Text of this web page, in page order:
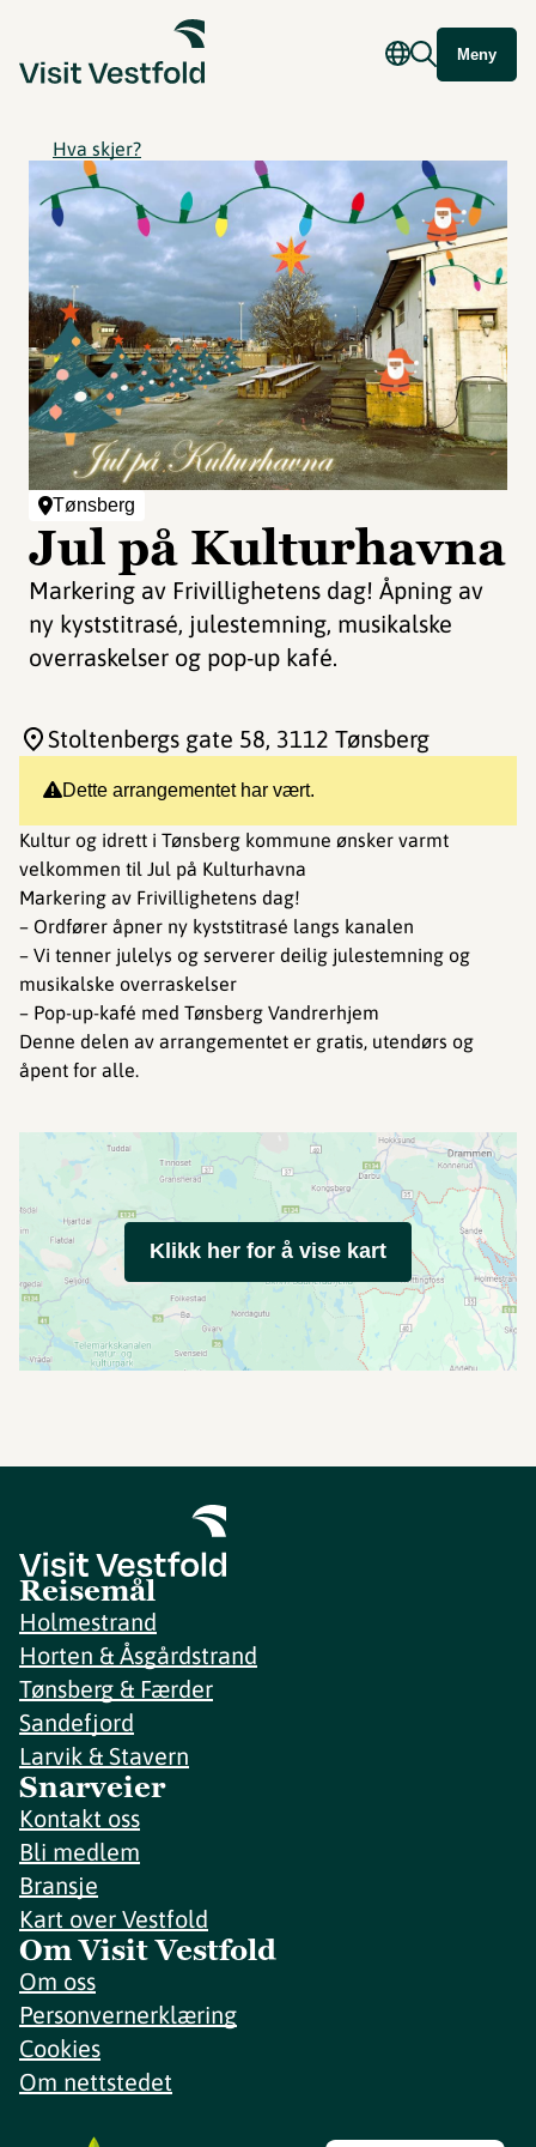
Meny
Hva skjer?
Tønsberg
Jul på Kulturhavna
Markering av Frivillighetens dag! Åpning av
ny kyststitrasé, julestemning, musikalske
overraskelser og pop-up kafé.
Dette arrangementet har vært.
Kultur og idrett i Tønsberg kommune ønsker varmt
velkommen til Jul på Kulturhavna
Markering av Frivillighetens dag!
– Ordfører åpner ny kyststitrasé langs kanalen
– Vi tenner julelys og serverer deilig julestemning og
musikalske overraskelser
– Pop-up-kafé med Tønsberg Vandrerhjem
Denne delen av arrangementet er gratis, utendørs og
åpent for alle.
Stoltenbergs gate 58, 3112 Tønsberg
Klikk her for å vise kart
Reisemål
Holmestrand
Horten & Åsgårdstrand
Tønsberg & Færder
Sandefjord
Larvik & Stavern
Snarveier
Kontakt oss
Bli medlem
Bransje
Kart over Vestfold
Om Visit Vestfold
Om oss
Personvernerklæring
Cookies
Om nettstedet